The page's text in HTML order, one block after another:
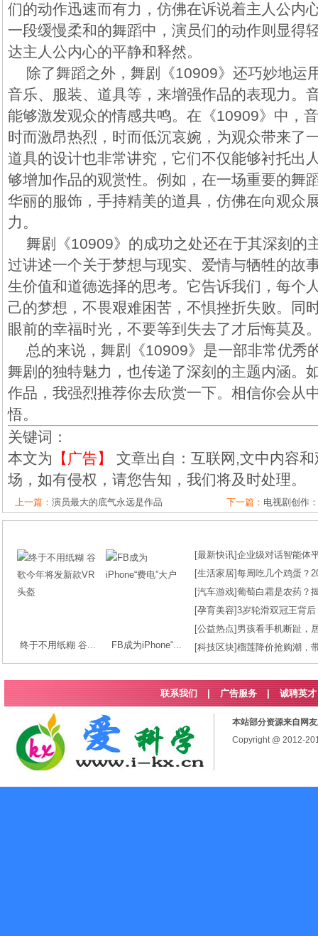
们的动作迅速而有力，仿佛在诉说着主人公内
一段缓慢柔和的舞蹈中，演员们的动作则显得
达主人公内心的平静和释然。
除了舞蹈之外，舞剧《10909》还巧妙地运
音乐、服装、道具等，来增强作品的表现力。
能够激发观众的情感共鸣。在《10909》中，
时而激昂热烈，时而低沉哀婉，为观众带来了
道具的设计也非常讲究，它们不仅能够衬托出
够增加作品的观赏性。例如，在一场重要的舞
华丽的服饰，手持精美的道具，仿佛在向观众
力。
舞剧《10909》的成功之处还在于其深刻的
过讲述一个关于梦想与现实、爱情与牺牲的故
生价值和道德选择的思考。它告诉我们，每个
己的梦想，不畏艰难困苦，不惧挫折失败。同
眼前的幸福时光，不要等到失去了才后悔莫及
总的来说，舞剧《10909》是一部非常优秀
舞剧的独特魅力，也传递了深刻的主题内涵。
作品，我强烈推荐你去欣赏一下。相信你会从
悟。
关键词：
本文为 【广告】
文章出自：互联网,文中内容
场，如有侵权，请您告知，我们将及时处理。
上一篇： 演员最大的底气永远是作品 下一篇： 电视剧创作
终于不用纸糊 谷... FB成为iPhone“...
[最新快讯]企业级对话智能体
[生活家居]每周吃几个鸡蛋？
[汽车游戏]葡萄白霜是农药？
[孕育美容]3岁轮滑双冠王背
[公益热点] 男孩看手机断趾，
[科技区块]榴莲降价抢购潮，
联系我们 广告服务 | 诚聘英才
本站部分资源来自网
Copyright @ 2012-